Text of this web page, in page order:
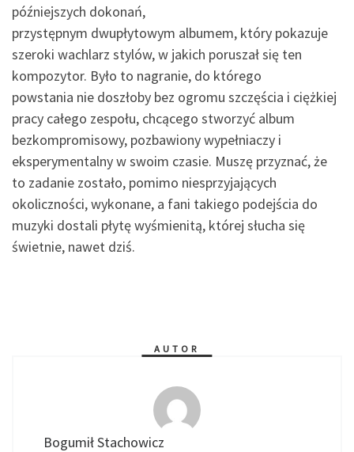
późniejszych dokonań,
przystępnym dwupłytowym albumem, który pokazuje
szeroki wachlarz stylów, w jakich poruszał się ten
kompozytor. Było to nagranie, do którego
powstania nie doszłoby bez ogromu szczęścia i ciężkiej
pracy całego zespołu, chcącego stworzyć album
bezkompromisowy, pozbawiony wypełniaczy i
eksperymentalny w swoim czasie. Muszę przyznać, że
to zadanie zostało, pomimo niesprzyjających
okoliczności, wykonane, a fani takiego podejścia do
muzyki dostali płytę wyśmienitą, której słucha się
świetnie, nawet dziś.
AUTOR
Bogumił Stachowicz